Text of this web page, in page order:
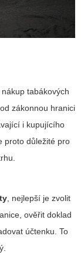
tabákových
zákonnou hranici
i kupujícího
proto důležité pro
, nejlepší je zvolit
ověřit doklad
účtenku. To